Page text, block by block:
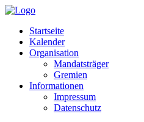
Startseite
Kalender
Organisation
Mandatsträger
Gremien
Informationen
Impressum
Datenschutz